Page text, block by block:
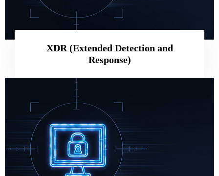
XDR (Extended Detection and
Response)